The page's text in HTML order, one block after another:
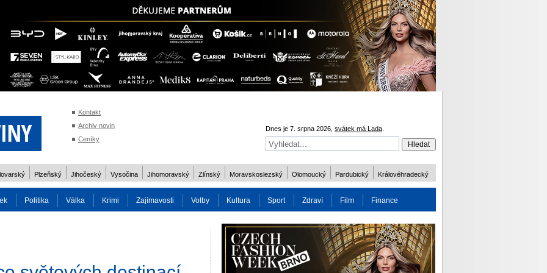
Kontakt
Archiv novin
Ceníky
Dnes je 7. srpna 2026, svátek má Lada
Plzeňský Jihočeský Vysočina Jihomoravský Zlínský Moravskoslezský Olomoucký Pardubický Královéhradecký
Politika Válka Krimi Zajímavosti Volby Kultura Sport Zdraví Film Finance
Charita Osobnost Více ODM 2016